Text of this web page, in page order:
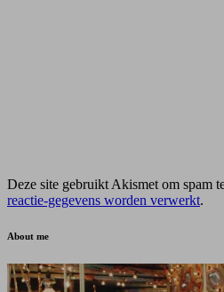
Deze site gebruikt Akismet om spam
reactie-gegevens worden verwerkt.
About me